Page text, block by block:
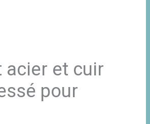
acier et cuir
pour